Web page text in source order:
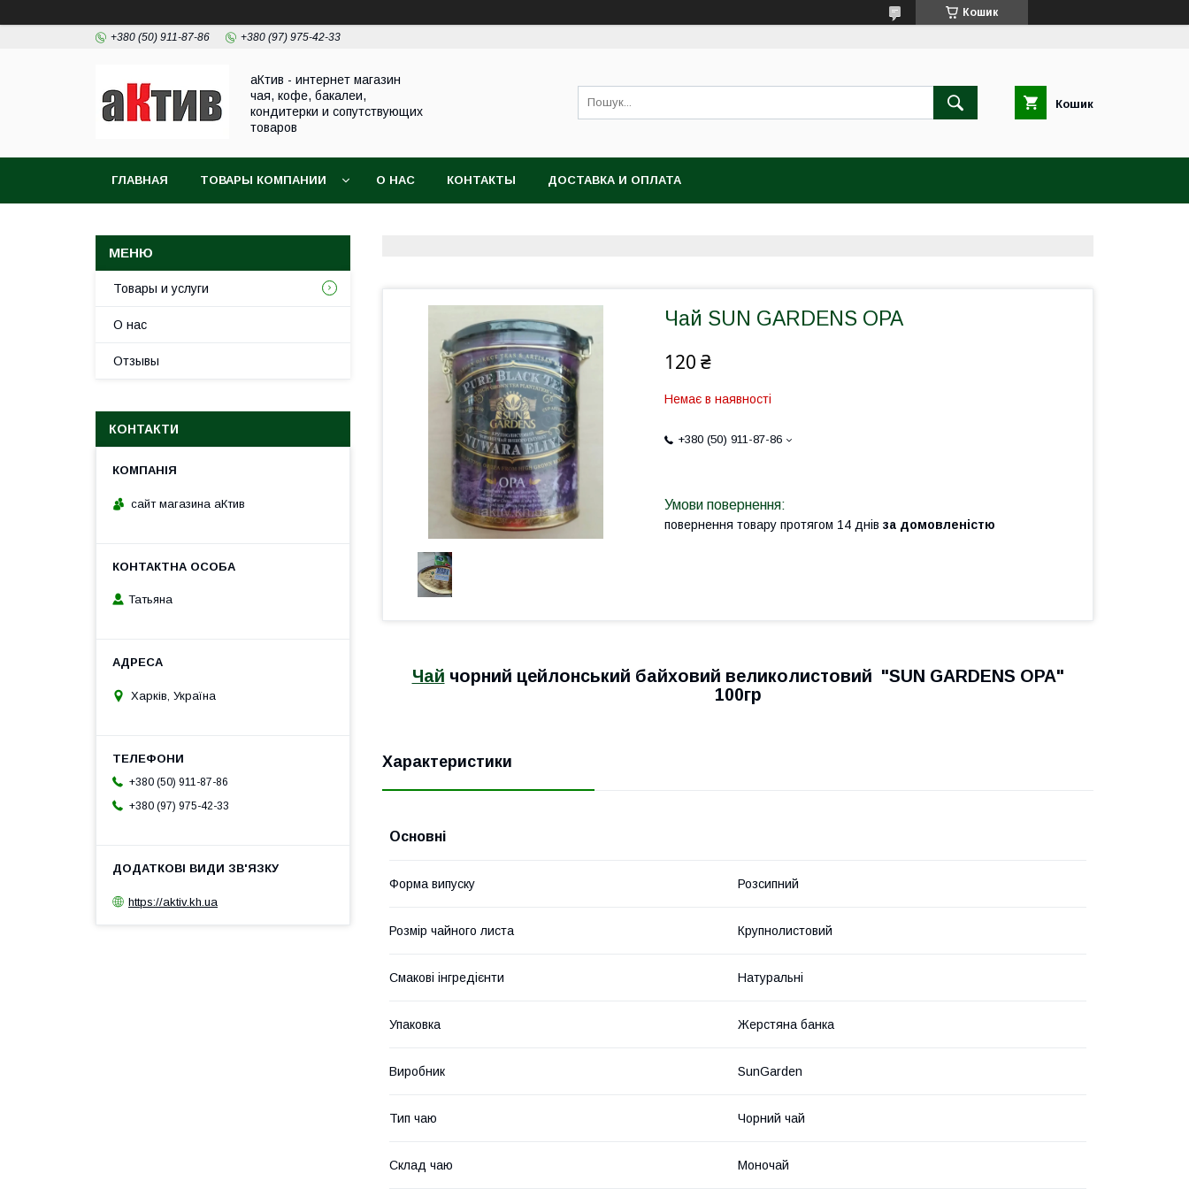
Кошик
+380 (50) 911-87-86 +380 (97) 975-42-33
аКтив - интернет магазин
чая, кофе, бакалеи,
кондитерки и сопутствующих
товаров
Кошик
ГЛАВНАЯ ТОВАРЫ КОМПАНИИ О НАС КОНТАКТЫ ДОСТАВКА И ОПЛАТА
Чай SUN GARDENS OPA
120 ₴
Немає в наявності
+380 (50) 911-87-86
повернення товару протягом 14 днів за домовленістю
Чай чорний цейлонський байховий великолистовий "SUN GARDENS ОРА"
100гр
Характеристики
Основні
Форма випуску Розсипний
Розмір чайного листа Крупнолистовий
Смакові інгредієнти Натуральні
Упаковка Жерстяна банка
Виробник SunGarden
Тип чаю Чорний чай
Склад чаю Моночай
Товары и услуги
О нас
Отзывы
КОНТАКТИ
сайт магазина аКтив
Татьяна
Харків, Україна
+380 (50) 911-87-86
+380 (97) 975-42-33
https://aktiv.kh.ua